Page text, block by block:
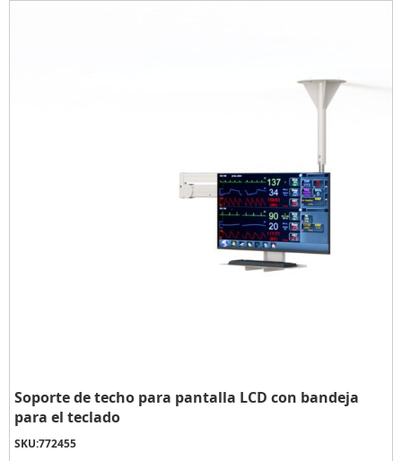
Soporte de techo para pantalla LCD con bandeja
para el teclado
SKU:772455